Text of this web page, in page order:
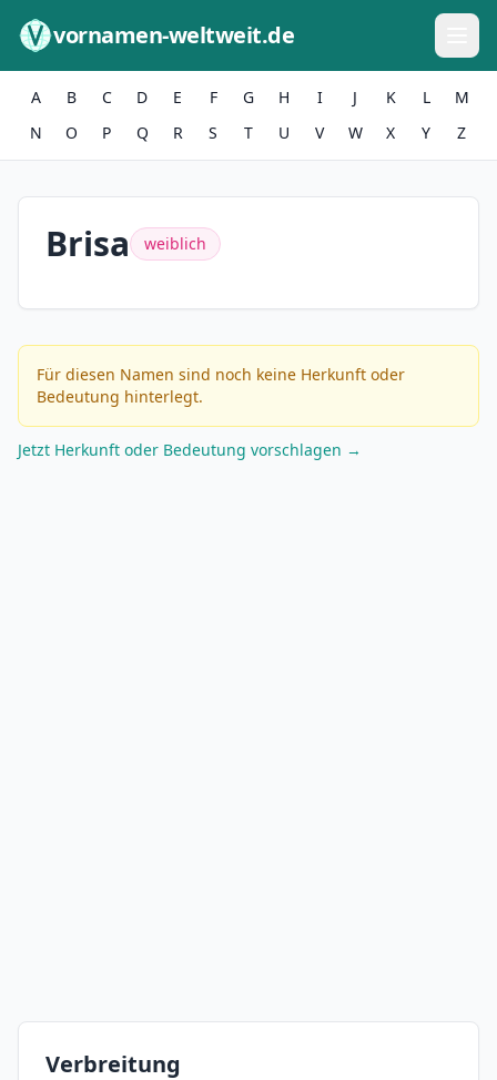
vornamen-weltweit.de
A B C D E F G H I J K L
M
N
O P Q R S T U V W X Y Z
Brisa weiblich
Für diesen Namen sind noch keine Herkunft oder
Bedeutung hinterlegt.
Jetzt Herkunft oder Bedeutung vorschlagen →
Verbreitung